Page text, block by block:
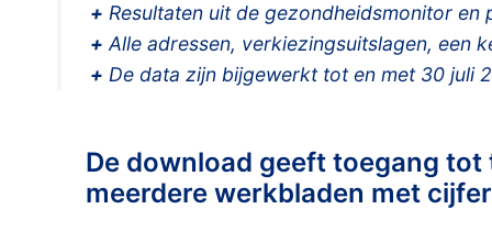
+ Resultaten uit de gezondheidsmonitor
+ Alle adressen, verkiezingsuitslagen, een
+ De data zijn bijgewerkt tot en met 30 juli
De download geeft toegang
meerdere werkbladen met